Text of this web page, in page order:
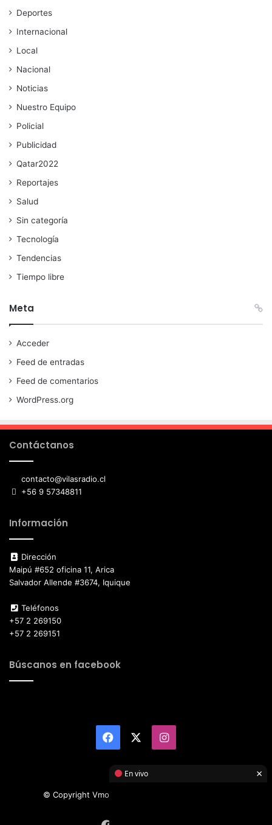
Deportes
Internacional
Local
Nacional
Noticias
Nuestro Equipo
Policial
Publicidad
Qatar2022
Reportajes
Salud
Sin categoría
Tecnología
Tendencias
Tiempo libre
Meta
Acceder
Feed de entradas
Feed de comentarios
WordPress.org
Contáctanos
contacto@vilasradio.cl
+56 9 57348811
Información
Dirección
Maipú #652 oficina 11, Arica
Salvador Allende #3674, Iquique
Teléfonos
+57 2 269150
+57 2 269151
Búscanos en facebook
Facebook Instagram
© Copyright Vmotor TI 2026, All Rights Reserved
En vivo ×